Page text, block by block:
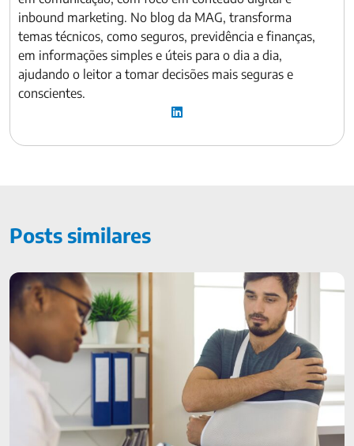
inbound marketing. No blog da MAG, transforma
temas técnicos, como seguros, previdência e finanças,
em informações simples e úteis para o dia a dia,
ajudando o leitor a tomar decisões mais seguras e
conscientes.
Posts similares
DIT: Proteção financeira em momentos difíceis